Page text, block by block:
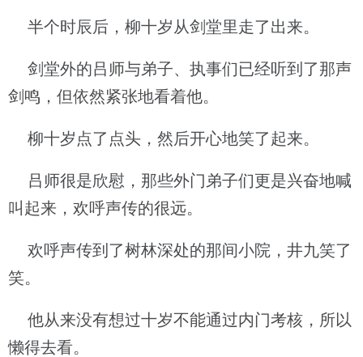
半个时辰后，柳十岁从剑堂里走了出来。
剑堂外的吕师与弟子、执事们已经听到了那声
剑鸣，但依然紧张地看着他。
柳十岁点了点头，然后开心地笑了起来。
吕师很是欣慰，那些外门弟子们更是兴奋地喊
叫起来，欢呼声传的很远。
欢呼声传到了树林深处的那间小院，井九笑了
笑。
他从来没有想过十岁不能通过内门考核，所以
懒得去看。